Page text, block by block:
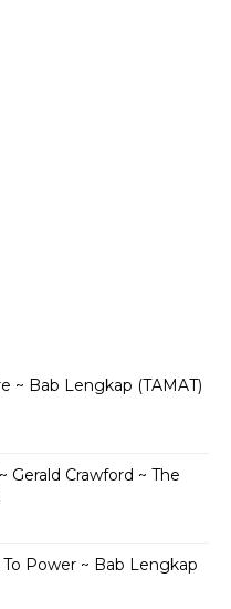
~ Bab Lengkap (TAMAT)
Gerald Crawford ~ The
Power ~ Bab Lengkap